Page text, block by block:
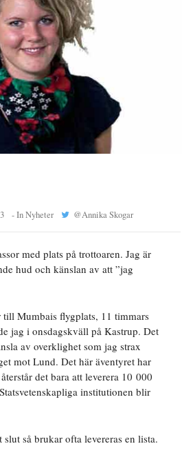
- InNyheter @Annika Skogar
med plats på trottoaren. Jag är
hud och känslan av att ”jag
till Mumbais flygplats, 11 timmars
jag i onsdagskväll på Kastrup. Det
av overklighet som jag strax
mot Lund. Det här äventyret har
det bara att leverera 10 000
institutionen blir
så brukar ofta levereras en lista.